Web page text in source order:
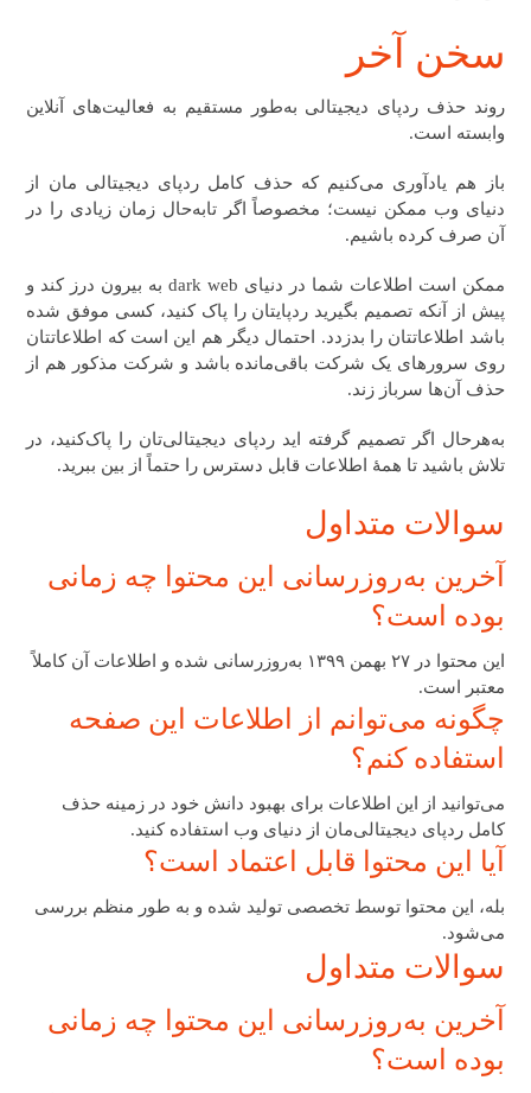
سخن آخر
روند حذف ردپای دیجیتالی به‌طور مستقیم به فعالیت‌های آنلاین
وابسته است.
باز هم یادآوری می‌کنیم که حذف کامل ردپای دیجیتالی مان از
دنیای وب ممکن نیست؛ مخصوصاً اگر تابه‌حال زمان زیادی را در
آن صرف کرده باشیم.
ممکن است اطلاعات شما در دنیای dark web به بیرون درز کند و
پیش از آنکه تصمیم بگیرید ردپایتان را پاک کنید، کسی موفق شده
باشد اطلاعاتتان را بدزدد. احتمال دیگر هم این است که اطلاعاتتان
روی سرورهای یک شرکت باقی‌مانده باشد و شرکت مذکور هم از
حذف آن‌ها سرباز زند.
به‌هرحال اگر تصمیم گرفته‌ اید ردپای دیجیتالی‌تان را پاک‌کنید، در
تلاش باشید تا همهٔ اطلاعات قابل‌ دسترس را حتماً از بین ببرید.
سوالات متداول
آخرین به‌روزرسانی این محتوا چه زمانی
بوده است؟
این محتوا در ۲۷ بهمن ۱۳۹۹ به‌روزرسانی شده و اطلاعات آن کاملاً
معتبر است.
چگونه می‌توانم از اطلاعات این صفحه
استفاده کنم؟
می‌توانید از این اطلاعات برای بهبود دانش خود در زمینه حذف
کامل ردپای دیجیتالی‌مان از دنیای وب استفاده کنید.
آیا این محتوا قابل اعتماد است؟
بله، این محتوا توسط تخصصی تولید شده و به طور منظم بررسی
می‌شود.
سوالات متداول
آخرین به‌روزرسانی این محتوا چه زمانی
بوده است؟